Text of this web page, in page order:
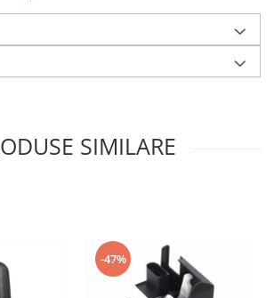
SIMILARE
-47%